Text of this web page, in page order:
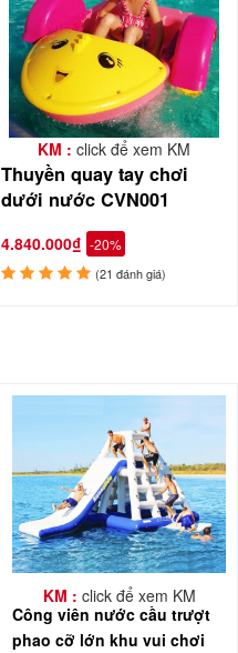
KM : click để xem KM
Thuyền quay tay chơi
dưới nước CVN001
4.840.000₫ -20%
(21 đánh giá)
KM : click để xem KM
Công viên nước cầu trượt
phao cỡ lớn khu vui chơi